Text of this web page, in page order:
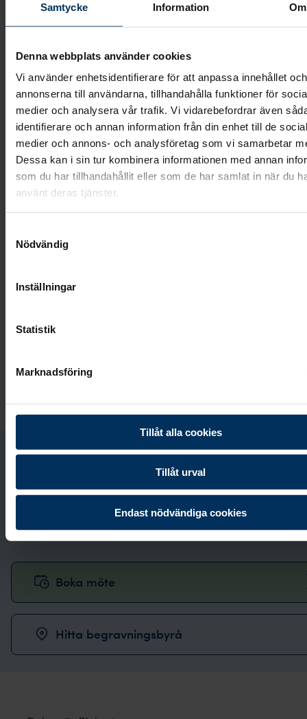
Samtycke Information Om
Denna webbplats använder cookies
Vi använder enhetsidentifierare för att anpassa innehållet och
annonserna till användarna, tillhandahålla funktioner för
medier och analysera vår trafik. Vi vidarebefordrar även
identifierare och annan information från din enhet till de
medier och annons- och analysföretag som vi samarbetar
Dessa kan i sin tur kombinera informationen med annan
som du har tillhandahållit eller som de har samlat in när du
använt deras tjänster.
Nödvändig
Inställningar
Statistik
Marknadsföring
Tillåt alla cookies
Tillåt urval
Endast nödvändiga cookies
Stenmodell GRF 386
Stående sten med asymmetriskt vinklad topp på
ovansidan.
Modell: Bred stående
Mått: (H)50x(B)65x10cm
Material: Grå Bohus-granit
Stensort från: Norge
Stenmodell utformas i: Litauen
Leveranstid: 7-9 veckor *
21 410 kr
Besök begravningsplaneraren
Vi svarar i telefon alla dagar i veckan:0771-87 00
87.
Boka möte
Hitta begravningsbyrå